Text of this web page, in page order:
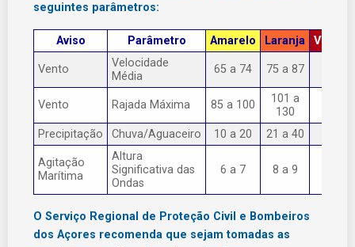
seguintes parâmetros:
Aviso Parâmetro Amarelo Laranja
Vento
Velocidade
Média
65 a 74 75 a 87
Vento Rajada Máxima 85 a 100
101 a
130
Precipitação Chuva/Aguaceiro 10 a 20 21 a 40
Agitação
Marítima
Altura
Significativa das
Ondas
6 a 7 8 a 9
O Serviço Regional de Proteção Civil e Bombeiros
dos Açores recomenda que sejam tomadas as